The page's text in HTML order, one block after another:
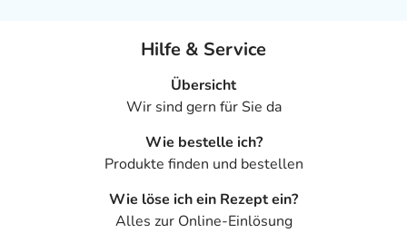
Hilfe & Service
Übersicht
Wir sind gern für Sie da
Wie bestelle ich?
Produkte finden und bestellen
Wie löse ich ein Rezept ein?
Alles zur Online-Einlösung